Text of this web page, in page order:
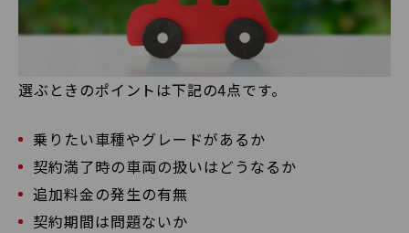
選ぶときのポイントは下記の4点です。
乗りたい車種やグレードがあるか
契約満了時の車両の扱いはどうなるか
追加料金の発生の有無
契約期間は問題ないか